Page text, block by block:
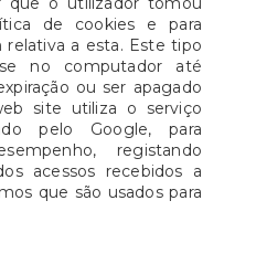
de cookies e para
a esta. Este tipo
no computador até
ou ser apagado
site utiliza o serviço
pelo Google, para
registando
acessos recebidos a
que são usados para